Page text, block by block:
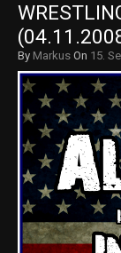
By Markus On 15.